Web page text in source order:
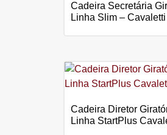
Cadeira Secretária
Linha Slim – Cavaletti
Cadeira Diretor
Linha StartPlus